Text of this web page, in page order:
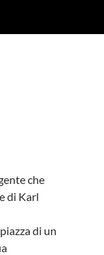
che
di Karl
di un